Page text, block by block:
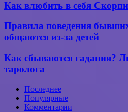
толкования
в
популярных
Как
в себя
Скорпиона?
Как влюбить в себя
Правила
поведения
бывших
которые
общаются
детей
Правила поведения
общаются из-за детей
Как
гадания?
опыт
таролога
Как сбываются гадания?
таролога
Последнее
Популярные
Комментарии